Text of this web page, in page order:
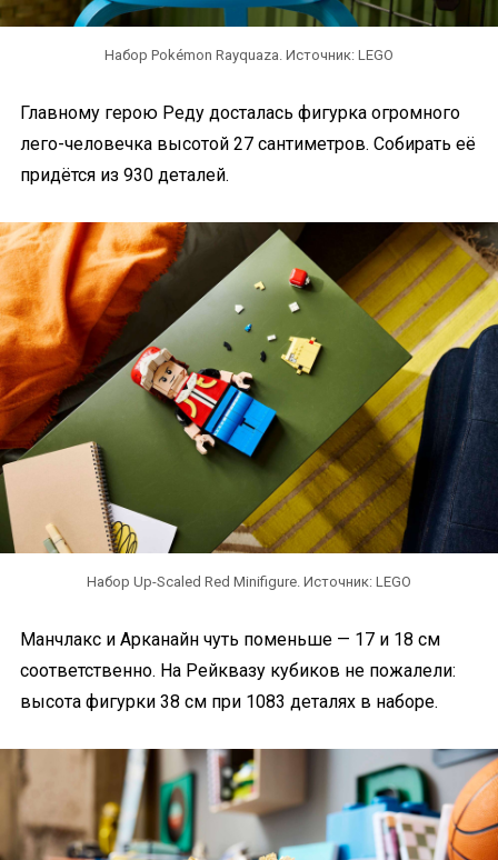
Набор Pokémon Rayquaza. Источник: LEGO
Главному герою Реду досталась фигурка огромного
лего-человечка высотой 27 сантиметров. Собирать её
придётся из 930 деталей.
Набор Up-Scaled Red Minifigure. Источник: LEGO
Манчлакс и Арканайн чуть поменьше — 17 и 18 см
соответственно. На Рейквазу кубиков не пожалели:
высота фигурки 38 см при 1083 деталях в наборе.